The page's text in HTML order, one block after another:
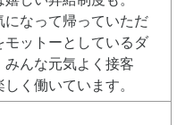
になって帰っていただ
モットーとしているダ
みんな元気よく接客
く働いています。